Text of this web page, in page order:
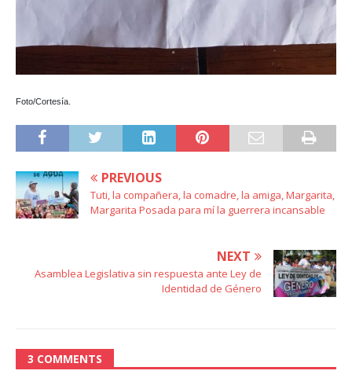
Foto/Cortesía.
PREVIOUS
Tuti, la compañera, la comadre, la amiga, Margarita,
Margarita Posada para mí la guerrera incansable
NEXT
Asamblea Legislativa sin respuesta ante Ley de
Identidad de Género
3 COMMENTS